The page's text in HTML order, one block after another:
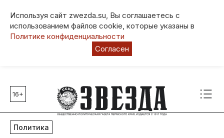
Используя сайт zwezda.su, Вы соглашаетесь с
использованием файлов cookie, которые указаны в
Политике конфиденциальности
Согласен
Главные темы
80 лет Победы
Молодежная столица РФ
16+
Политика